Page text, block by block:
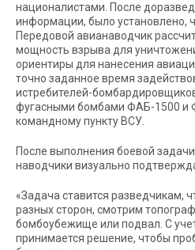
националистами. После
информации, было установлено,
Передовой авианаводчик
мощность взрыва для
ориентиры для нанесения
точно заданное время
истребителей-
фугасными бомбами ФАБ-1500 и
командному пункту ВСУ.
После выполнения боевой
наводчики визуально
«Задача ставится разведчикам,
разных сторон, смотрим
бомбоубежище или подвал. С
принимается решение, чтобы